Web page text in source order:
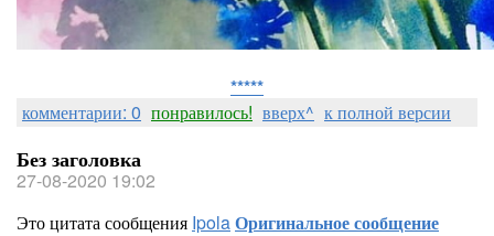
*****
комментарии: 0 понравилось! вверх^ к полной версии
Без заголовка
27-08-2020 19:02
Это цитата сообщения IpolaОригинальное сообщение